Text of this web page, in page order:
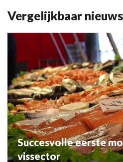
Vergelijkbaar nieuws
Succesvolle eerste
vissector